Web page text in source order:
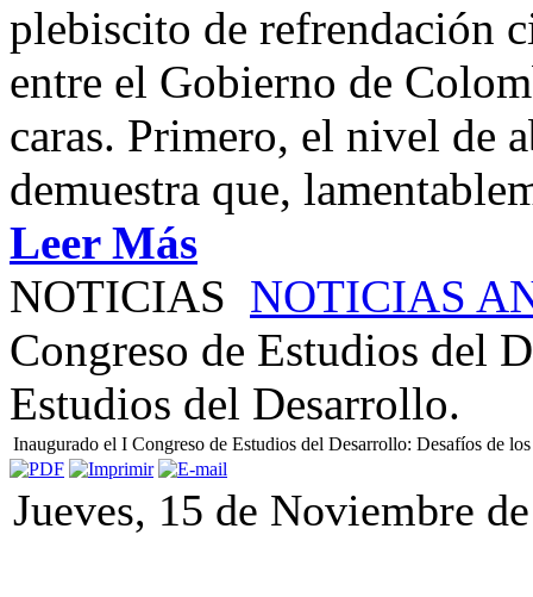
plebiscito de refrendación
entre el Gobierno de
caras. Primero, el nivel de
demuestra que,
Leer Más
NOTICIAS NOTICIAS
Congreso de Estudios del
Estudios del Desarrollo.
Inaugurado el I Congreso de Estudios del Desarrollo: Desafíos de
Jueves, 15 de Noviembre